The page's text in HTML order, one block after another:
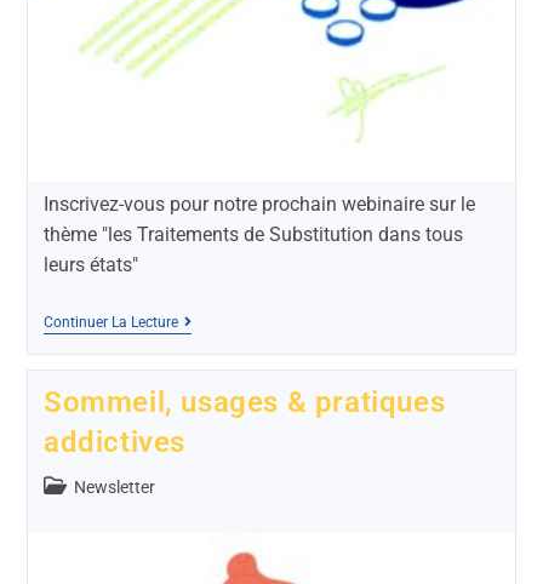
Inscrivez-vous pour notre prochain webinaire sur le
thème "les Traitements de Substitution dans tous
leurs états"
Continuer La Lecture
Sommeil, usages & pratiques
addictives
Newsletter